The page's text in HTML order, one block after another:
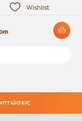
Wishlist